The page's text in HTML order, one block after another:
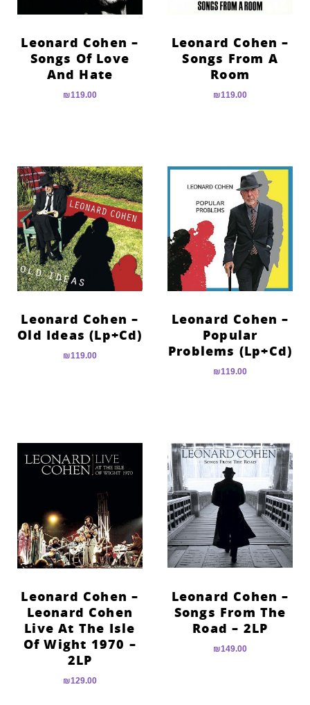
Leonard Cohen –
Songs From A
Room
₪119.00
Leonard Cohen –
Songs Of Love
And Hate
₪119.00
Leonard Cohen –
Popular
Problems (Lp+Cd)
₪119.00
Leonard Cohen –
Old Ideas (Lp+Cd)
₪119.00
Leonard Cohen –
Songs From The
Road – 2LP
₪149.00
Leonard Cohen –
Leonard Cohen
Live At The Isle
Of Wight 1970 –
2LP
₪129.00